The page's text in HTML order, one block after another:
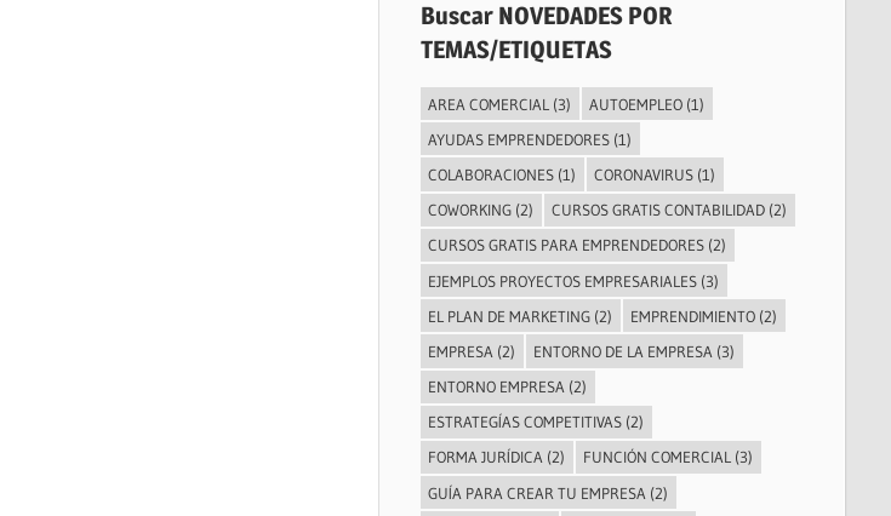
Buscar NOVEDADES POR
TEMAS/ETIQUETAS
AREA COMERCIAL (3) AUTOEMPLEO (1)
AYUDAS EMPRENDEDORES (1)
COLABORACIONES (1) CORONAVIRUS (1)
COWORKING (2) CURSOS GRATIS CONTABILIDAD (2)
CURSOS GRATIS PARA EMPRENDEDORES (2)
EJEMPLOS PROYECTOS EMPRESARIALES (3)
EL PLAN DE MARKETING (2) EMPRENDIMIENTO (2)
EMPRESA (2) ENTORNO DE LA EMPRESA (3)
ENTORNO EMPRESA (2)
ESTRATEGÍAS COMPETITIVAS (2)
FORMA JURÍDICA (2) FUNCIÓN COMERCIAL (3)
GUÍA PARA CREAR TU EMPRESA (2)